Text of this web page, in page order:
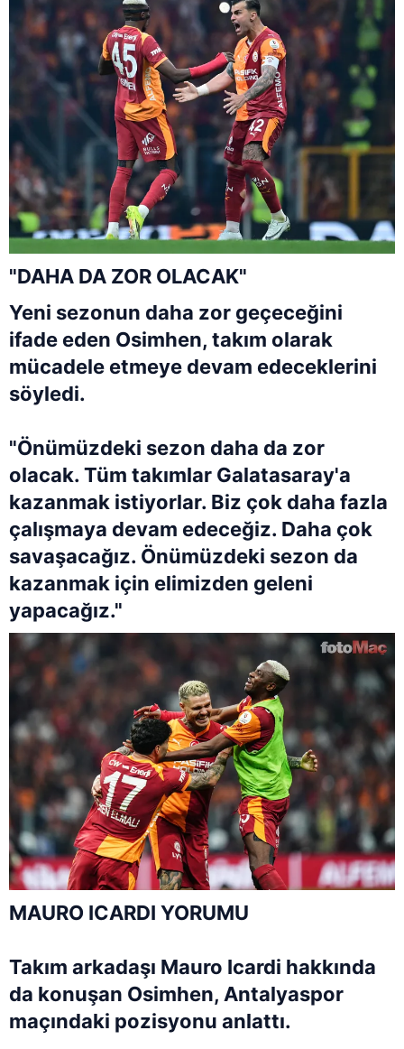
"DAHA DA ZOR OLACAK"
Yeni sezonun daha zor geçeceğini
ifade eden Osimhen, takım olarak
mücadele etmeye devam edeceklerini
söyledi.
"Önümüzdeki sezon daha da zor
olacak. Tüm takımlar Galatasaray'a
kazanmak istiyorlar. Biz çok daha fazla
çalışmaya devam edeceğiz. Daha çok
savaşacağız. Önümüzdeki sezon da
kazanmak için elimizden geleni
yapacağız."
MAURO ICARDI YORUMU
Takım arkadaşı Mauro Icardi hakkında
da konuşan Osimhen, Antalyaspor
maçındaki pozisyonu anlattı.